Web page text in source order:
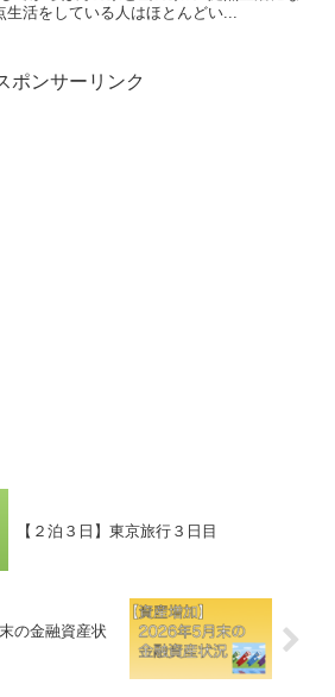
活をしている人はほとんどい...
ポンサーリンク
【２泊３日】東京旅行３日目
の金融資産状